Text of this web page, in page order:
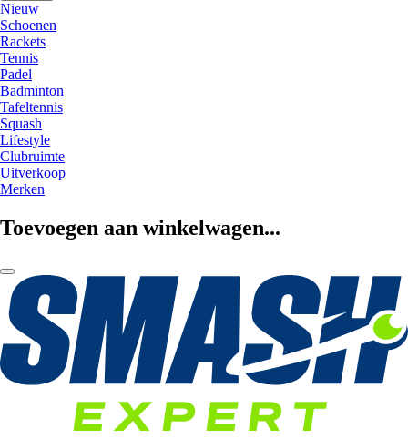
Nieuw
Schoenen
Rackets
Tennis
Padel
Badminton
Tafeltennis
Squash
Lifestyle
Clubruimte
Uitverkoop
Merken
Toevoegen aan winkelwagen...